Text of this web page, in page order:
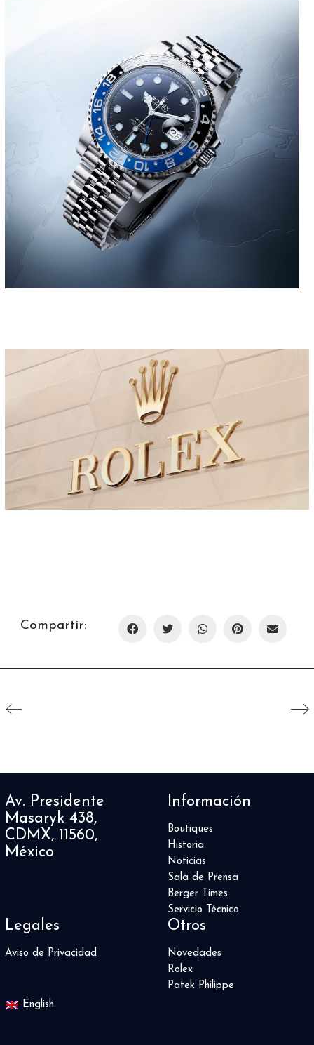
Compartir:
Av. Presidente
Masaryk 438,
CDMX, 11560,
México
Información
Boutiques
Historia
Noticias
Sala de Prensa
Berger Times
Servicio Técnico
Legales
Aviso de Privacidad
Otros
Novedades
Rolex
Patek Philippe
English